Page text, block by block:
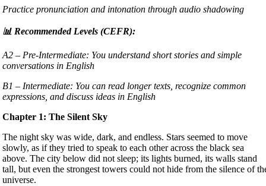
Practice pronunciation and intonation through audio shadowing
📊 Recommended Levels (CEFR):
A2 – Pre-Intermediate: You understand short stories and simple
conversations in English
B1 – Intermediate: You can read longer texts, recognize common
expressions, and discuss ideas in English
Chapter 1: The Silent Sky
The night sky was wide, dark, and endless. Stars seemed to move
slowly, as if they tried to speak to each other across the black sea
above. The city below did not sleep; its lights burned, its walls stand
tall, but even the strongest towers could not hide from the silence of
universe.